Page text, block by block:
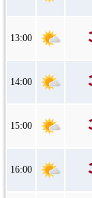
13:00
14:00
15:00
16:00